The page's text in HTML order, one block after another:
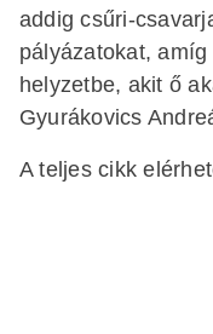
addig csűri-
pályázatokat,
helyzetbe, akit ő
Gyurákovics
A teljes cikk